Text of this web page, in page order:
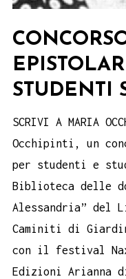
STUDENTI
SCRIVI A MARIA
Occhipinti, un
per studenti e
Biblioteca delle
Alessandria” del
Caminiti di
con il festival
Edizioni Arianna